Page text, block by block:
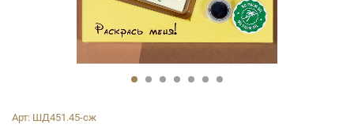
Арт: ШД451.45-сж